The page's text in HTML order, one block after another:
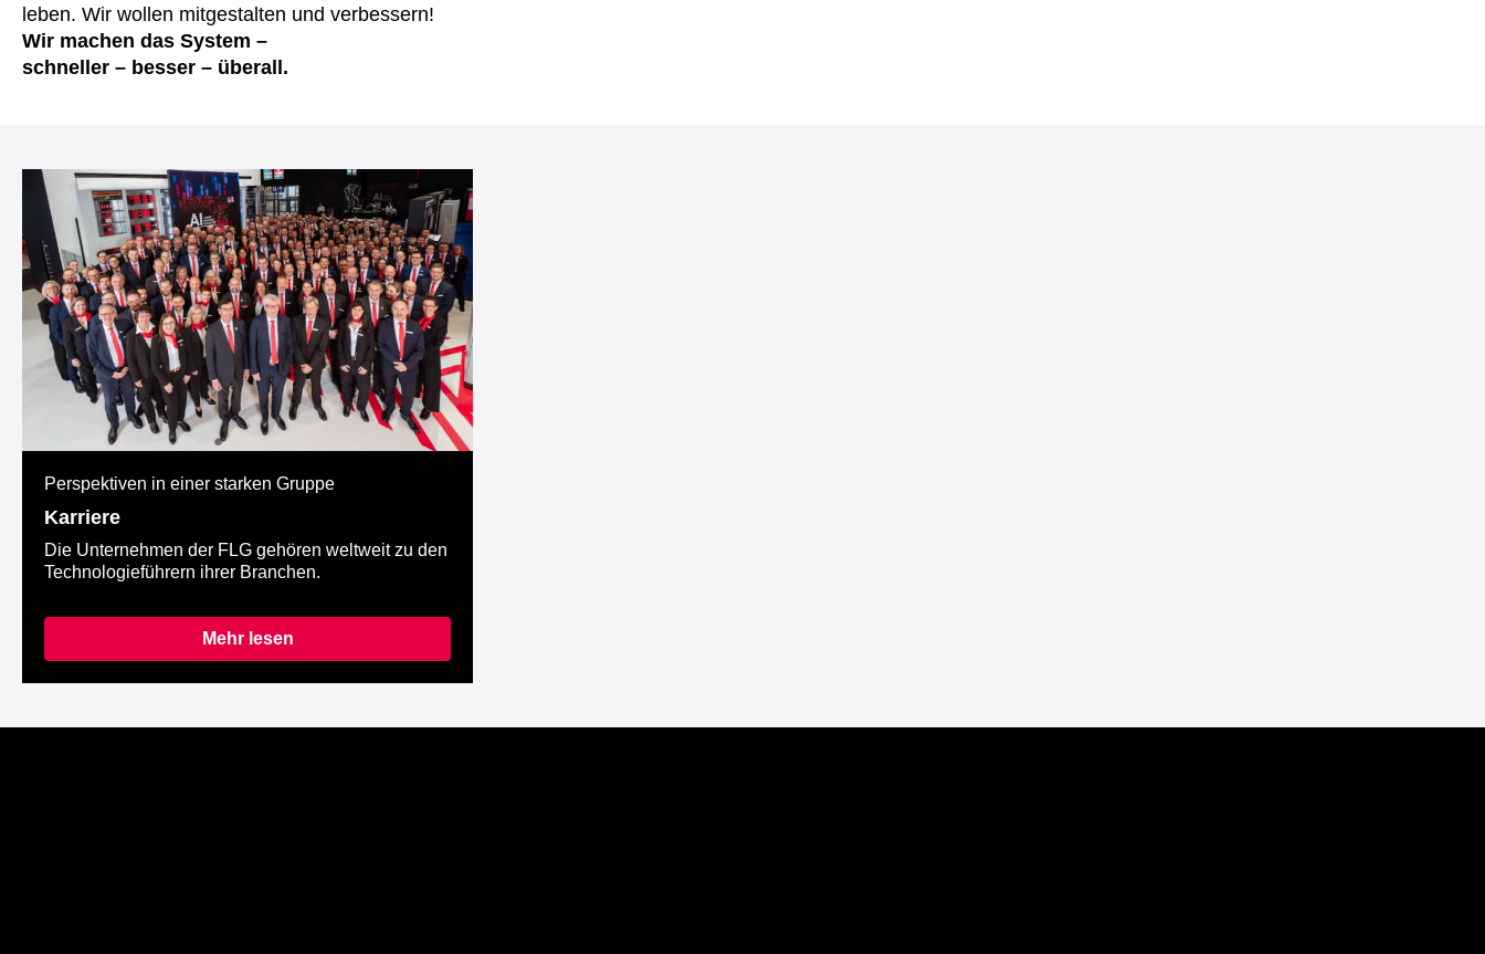
leben. Wir wollen mitgestalten und verbessern!
Wir machen das System –
schneller – besser – überall.
Perspektiven in einer starken Gruppe
Karriere
Die Unternehmen der FLG gehören weltweit zu den
Technologieführern ihrer Branchen.
Mehr lesen